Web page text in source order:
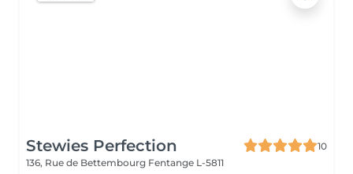
Stewies Perfection
10
136, Rue de Bettembourg Fentange L-5811